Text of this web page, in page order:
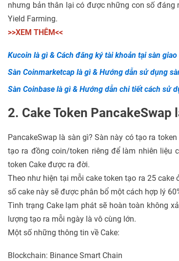
nhưng bản thân lại có được những con số đáng
Yield Farming.
>>XEM THÊM<<
Kucoin là gì & Cách đăng ký tài khoản tại sàn
Sàn Coinmarketcap là gì & Hướng dẫn sử dụng
Sàn Coinbase là gì & Hướng dẫn chi tiết cách sử
2. Cake Token PancakeSwap
PancakeSwap là sàn gì? Sàn này có tạo ra
tạo ra đồng coin/token riêng để làm nhiên liệu
token Cake được ra đời.
Theo như hiện tại mỗi cake token tạo ra 25
số cake này sẽ được phân bổ một cách hợp lý
Tình trạng Cake lạm phát sẽ hoàn toàn không
lượng tạo ra mỗi ngày là vô cùng lớn.
Một số những thông tin về Cake:
Blockchain: Binance Smart Chain